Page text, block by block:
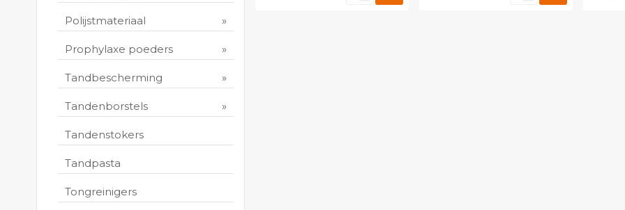
Polijstmateriaal
Prophylaxe poeders
Tandbescherming
Tandenborstels
Tandenstokers
Tandpasta
Tongreinigers